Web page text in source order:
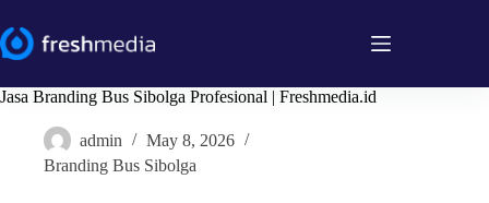
to
content
Jasa Branding Bus Sibolga Profesional | Freshmedia.id
admin
May 8, 2026
Branding Bus Sibolga